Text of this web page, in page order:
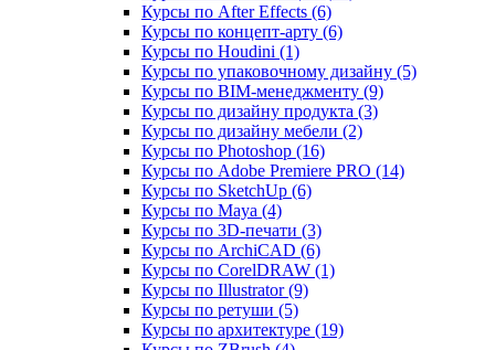
Курсы по After Effects (6)
Курсы по концепт‑арту (6)
Курсы по Houdini (1)
Курсы по упаковочному дизайну (5)
Курсы по BIM‑менеджменту (9)
Курсы по дизайну продукта (3)
Курсы по дизайну мебели (2)
Курсы по Photoshop (16)
Курсы по Adobe Premiere PRO (14)
Курсы по SketchUp (6)
Курсы по Maya (4)
Курсы по 3D-печати (3)
Курсы по ArchiCAD (6)
Курсы по CorelDRAW (1)
Курсы по Illustrator (9)
Курсы по ретуши (5)
Курсы по архитектуре (19)